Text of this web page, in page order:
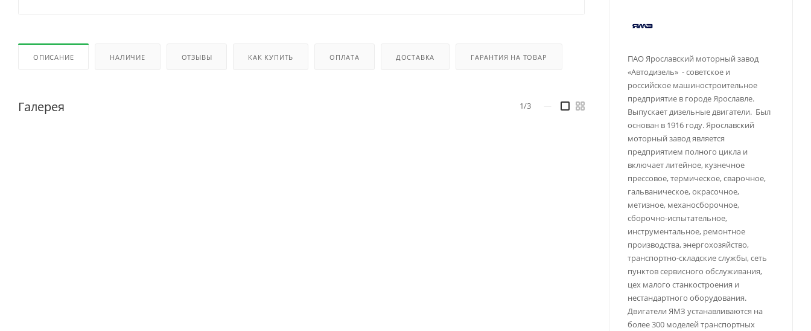
ОПИСАНИЕ НАЛИЧИЕ ОТЗЫВЫ КАК КУПИТЬ ОПЛАТА ДОСТАВКА ГАРАНТИЯ НА ТОВАР
Галерея 1/3
ПАО Ярославский моторный завод
«Автодизель» - советское и
российское машиностроительное
предприятие в городе Ярославле.
Выпускает дизельные двигатели. Был
основан в 1916 году. Ярославский
моторный завод является
предприятием полного цикла и
включает литейное, кузнечное
прессовое, термическое, сварочное,
гальваническое, окрасочное,
метизное, механосборочное,
сборочно-испытательное,
инструментальное, ремонтное
производства, энергохозяйство,
транспортно-складские службы, сеть
пунктов сервисного обслуживания,
цех малого станкостроения и
нестандартного оборудования.
Двигатели ЯМЗ устанавливаются на
более 300 моделей транспортных